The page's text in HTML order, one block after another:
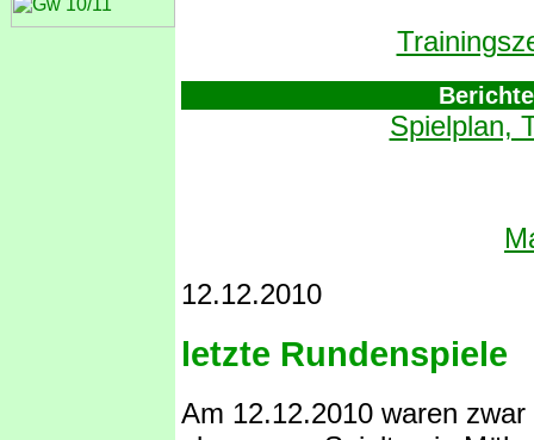
Spielplan,
12.12.2010
letzte Rundenspiele
Am 12.12.2010 waren